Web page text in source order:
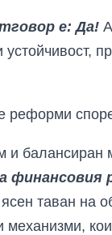
е:Да!
устойчивост,
реформи
и балансиран
финансовия
таван на